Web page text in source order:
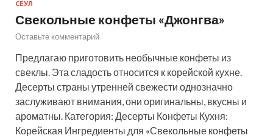
СЕУЛ
Свекольные конфеты «Джонгва»
Оставьте комментарий
Предлагаю приготовить необычные конфеты из
свеклы. Эта сладость относится к корейской кухне.
Десерты страны утренней свежести однозначно
заслуживают внимания, они оригинальны, вкусны и
ароматны. Категория: Десерты Конфеты Кухня:
Корейская Ингредиенты для «Свекольные конфеты